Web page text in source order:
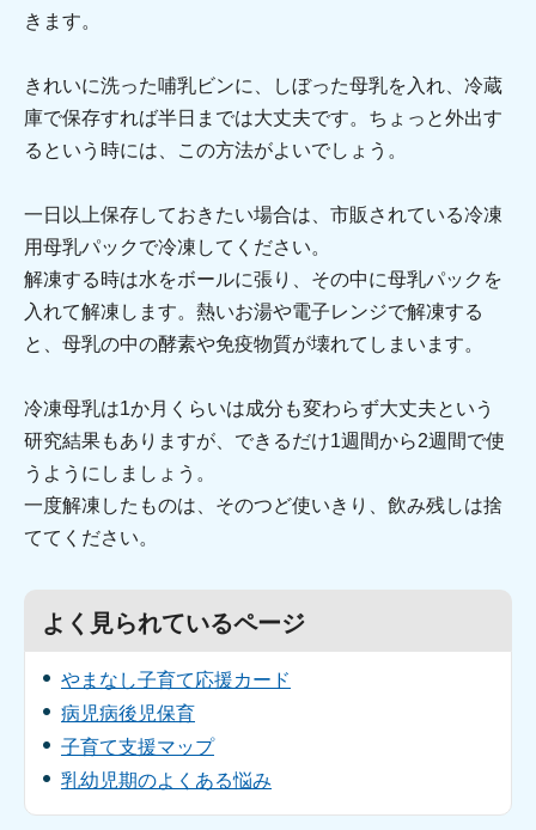
きます。
きれいに洗った哺乳ビンに、しぼった母乳を入れ、冷蔵
庫で保存すれば半日までは大丈夫です。ちょっと外出す
るという時には、この方法がよいでしょう。
一日以上保存しておきたい場合は、市販されている冷凍
用母乳パックで冷凍してください。
解凍する時は水をボールに張り、その中に母乳パックを
入れて解凍します。熱いお湯や電子レンジで解凍する
と、母乳の中の酵素や免疫物質が壊れてしまいます。
冷凍母乳は1か月くらいは成分も変わらず大丈夫という
研究結果もありますが、できるだけ1週間から2週間で使
うようにしましょう。
一度解凍したものは、そのつど使いきり、飲み残しは捨
ててください。
よく見られているページ
やまなし子育て応援カード
病児病後児保育
子育て支援マップ
乳幼児期のよくある悩み